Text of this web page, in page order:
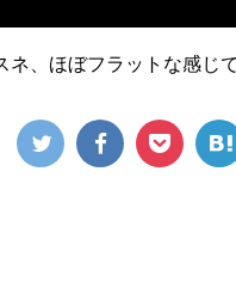
ネ、ほぼフラットな感じ